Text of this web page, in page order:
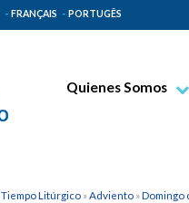
FRANÇAIS PORTUGÊS
Quienes Somos
Tiempo Litúrgico »Adviento »Domingo